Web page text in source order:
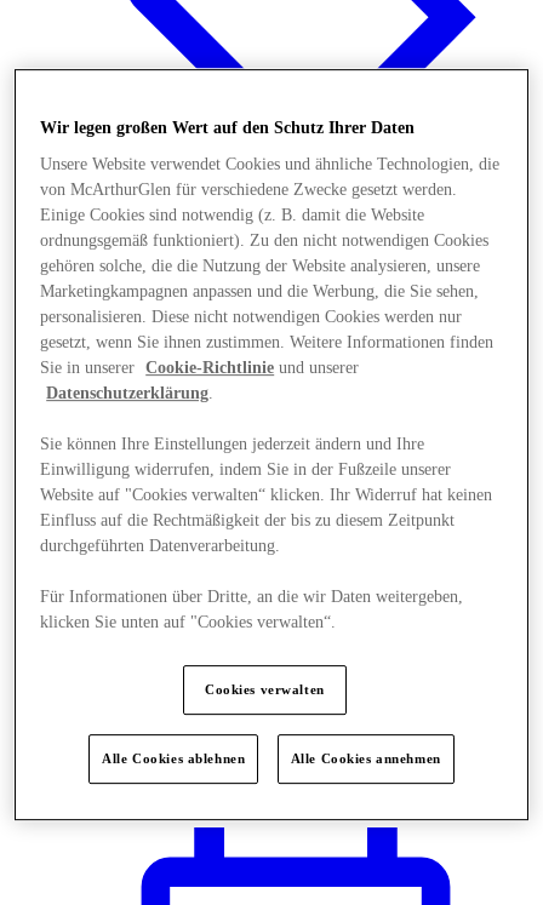
Angebote
Plane Deinen Besuch
Wir legen großen Wert auf den Schutz Ihrer Daten
Unsere Website verwendet Cookies und ähnliche Technologien, die
von McArthurGlen für verschiedene Zwecke gesetzt werden.
Einige Cookies sind notwendig (z. B. damit die Website
ordnungsgemäß funktioniert). Zu den nicht notwendigen Cookies
gehören solche, die die Nutzung der Website analysieren, unsere
Marketingkampagnen anpassen und die Werbung, die Sie sehen,
personalisieren. Diese nicht notwendigen Cookies werden nur
gesetzt, wenn Sie ihnen zustimmen. Weitere Informationen finden
Sie in unserer
Cookie-Richtlinie und unserer
Datenschutzerklärung
Sie können Ihre Einstellungen jederzeit ändern und Ihre
Einwilligung widerrufen, indem Sie in der Fußzeile unserer
Website auf "Cookies verwalten“ klicken. Ihr Widerruf hat keinen
Einfluss auf die Rechtmäßigkeit der bis zu diesem Zeitpunkt
durchgeführten Datenverarbeitung.
Für Informationen über Dritte, an die wir Daten weitergeben,
klicken Sie unten auf "Cookies verwalten“.
Cookies verwalten
Alle Cookies ablehnen Alle Cookies annehmen